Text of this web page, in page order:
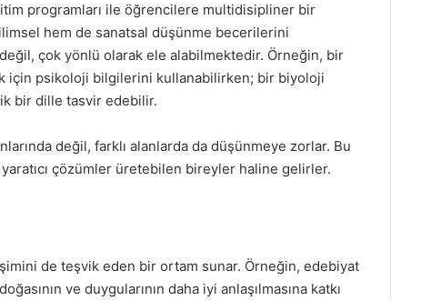
programları ile öğrencilere multidisipliner bir
hem de sanatsal düşünme becerilerini
çok yönlü olarak ele alabilmektedir. Örneğin, bir
için psikoloji bilgilerini kullanabilirken; bir biyoloji
bir dille tasvir edebilir.
değil, farklı alanlarda da düşünmeye zorlar. Bu
çözümler üretebilen bireyler haline gelirler.
de teşvik eden bir ortam sunar. Örneğin, edebiyat
ve duygularının daha iyi anlaşılmasına katkı